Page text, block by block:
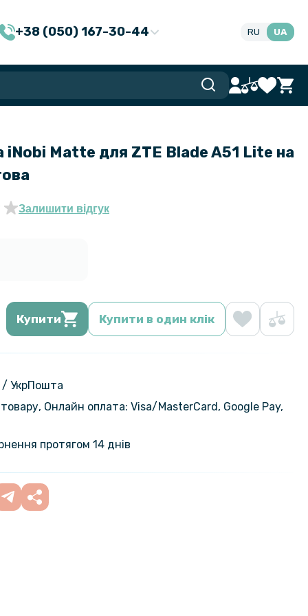
+38 (050) 167-30-44 RU UA
iNobi Matte для ZTE Blade A51 Lite на
Залишити відгук
Купити Купити в один клік
УкрПошта
Онлайн оплата: Visa/MasterСard, Google Pay,
протягом 14 днів